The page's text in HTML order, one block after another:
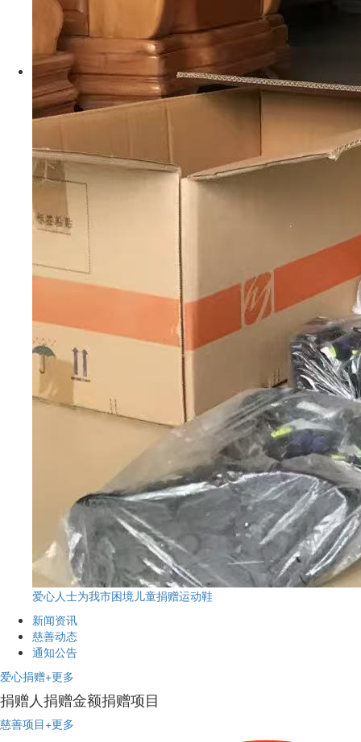
爱心人士为我市困境儿童捐赠运动鞋
新闻资讯
慈善动态
通知公告
爱心捐赠+更多
捐赠人捐赠金额捐赠项目
慈善项目+更多